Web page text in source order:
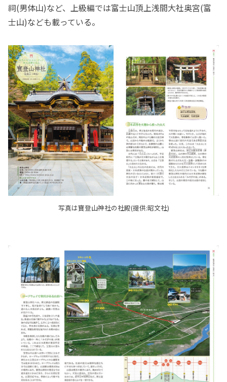
祠(男体山)など、上級編では富士山頂上浅間大社奥宮(富
士山)なども載っている。
写真は寶登山神社の社殿(提供:昭文社)